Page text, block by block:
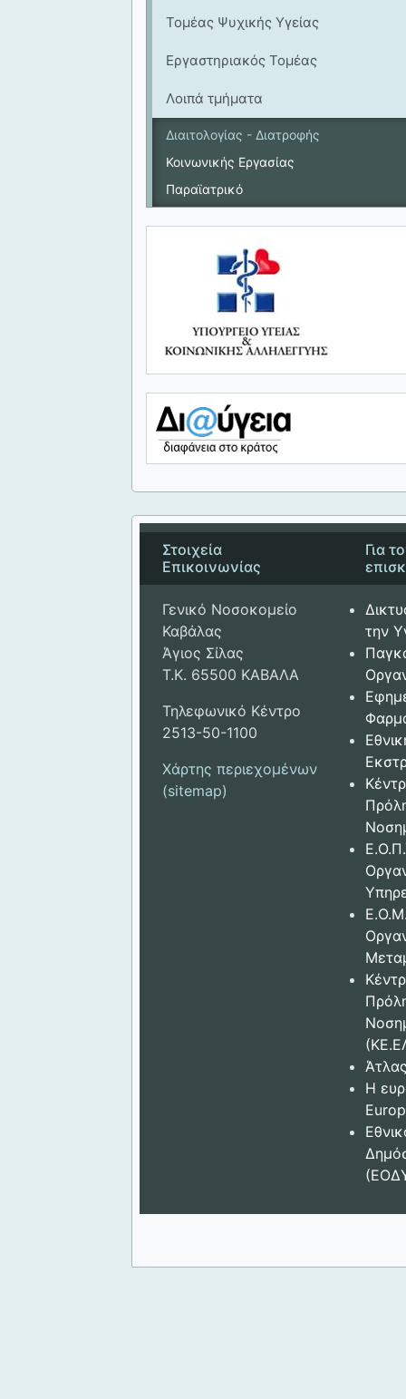
Τομέας Ψυχικής Υγείας
Εργαστηριακός Τομέας
Λοιπά τμήματα
Διαιτολογίας - Διατροφής
Κοινωνικής Εργασίας
Παραϊατρικό
Στοιχεία
Επικοινωνίας
Γενικό Νοσοκομείο
Καβάλας
Άγιος Σίλας
Τ.Κ. 65500 ΚΑΒΑΛΑ
Τηλεφωνικό Κέντρο
2513-50-1100
Χάρτης περιεχομένων
(sitemap)
Για
την
Η